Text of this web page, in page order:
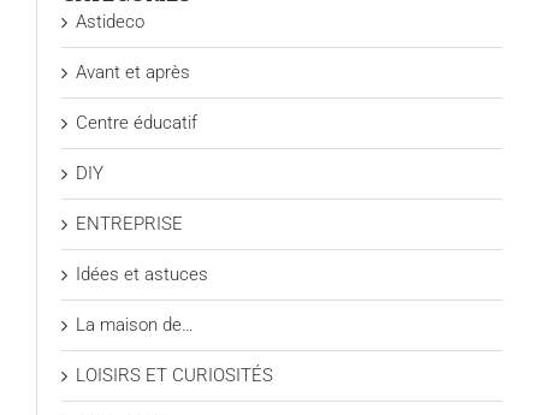
Astideco
Avant et après
Centre éducatif
DIY
ENTREPRISE
Idées et astuces
La maison de…
LOISIRS ET CURIOSITÉS